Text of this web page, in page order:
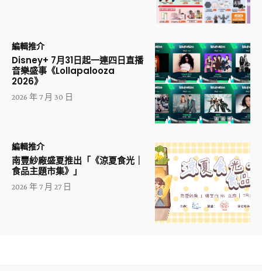
編輯推介
Disney+ 7月31日起一連四日直播
音樂盛事《Lollapalooza
2026》
2026 年 7 月 30 日
編輯推介
南豐紗廠盛夏推出「《涼夏食光｜
食品主題市集》」
2026 年 7 月 27 日